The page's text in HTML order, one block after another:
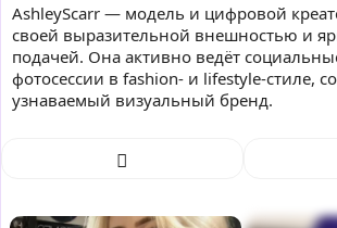
AshleyScarr — модель и цифровой
своей выразительной внешностью и
подачей. Она активно ведёт
фотосессии в fashion- и lifestyle-стиле,
узнаваемый визуальный бренд.